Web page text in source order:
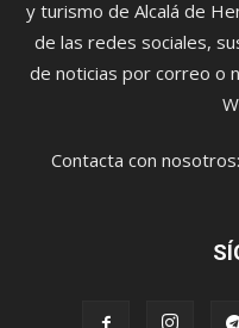
y turismo de Alcalá de
de las redes sociales,
de noticias por correo o
Contacta con nosotros: